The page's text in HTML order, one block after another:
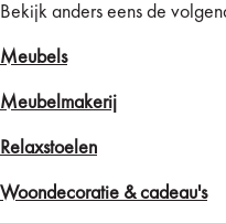
Bekijk anders eens de
Meubels
Meubelmakerij
Relaxstoelen
Woondecoratie & cadeau's